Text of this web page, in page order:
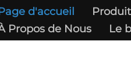
d'accueil
Propos de Nous
Le